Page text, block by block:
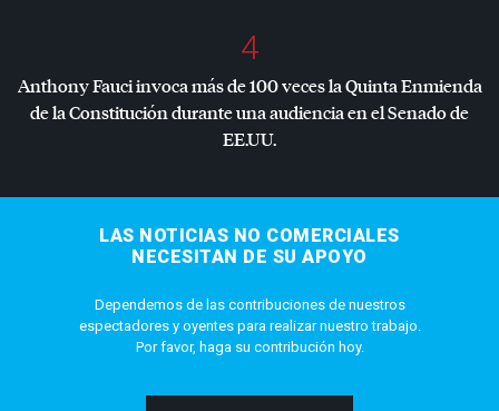
4
Anthony Fauci invoca más de 100 veces la Quinta Enmienda
de la Constitución durante una audiencia en el Senado de
EE.UU.
LAS NOTICIAS NO COMERCIALES
NECESITAN DE SU APOYO
Dependemos de las contribuciones de nuestros
espectadores y oyentes para realizar nuestro trabajo.
Por favor, haga su contribución hoy.